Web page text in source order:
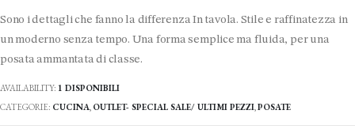
originale
era:
19.50 €.
Sono i dettagli che fanno la differenza In tavola. Stile e raffinatezza in
un moderno senza tempo. Una forma semplice ma fluida, per una
posata ammantata di classe.
AVAILABILITY: 1 DISPONIBILI
CATEGORIE: CUCINA, OUTLET- SPECIAL SALE/ ULTIMI PEZZI,POSATE